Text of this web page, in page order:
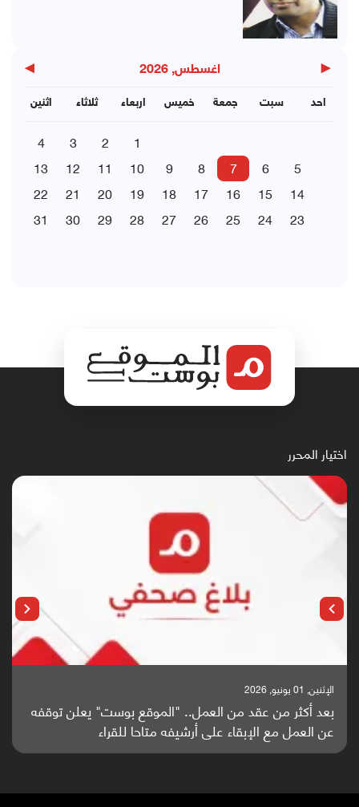
◀ اغسطس, 2026 ▶
اثنين ثلاثاء اربعاء خميس جمعة سبت احد
1
2
3
4
5
6
7
8
9
10
11
12
13
14
15
16
17
18
19
20
21
22
23
24
25
26
27
28
29
30
31
اختيار المحرر
الإثنين, 25 مايو, 2026
باحثون من اليمن يدخلون سباق أبحاث ألزهايمر بدراسة
واعدة منشورة عالميا (ترجمة)